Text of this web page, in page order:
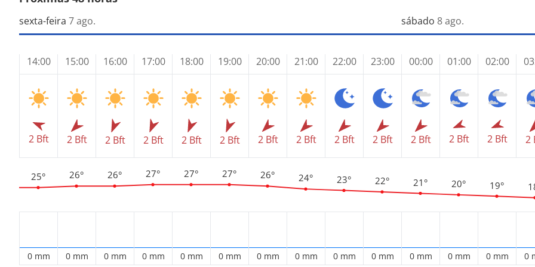
sexta-feira 7 ago.
14:00
2 Bft
25°
0 mm
15:00
2 Bft
26°
0 mm
16:00
2 Bft
26°
0 mm
17:00
2 Bft
27°
0 mm
18:00
2 Bft
27°
0 mm
19:00
2 Bft
27°
0 mm
20:00
2 Bft
26°
0 mm
21:00
2 Bft
24°
0 mm
22:00
2 Bft
23°
0 mm
23:00
2 Bft
22°
0 mm
sábado 8 ago.
00:00
2 Bft
21°
0 mm
01:00
2 Bft
20°
0 mm
02:00
2 Bft
19°
0 mm
2
0